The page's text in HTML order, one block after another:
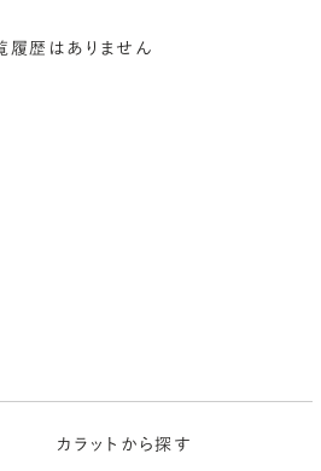
履歴はありません
カラットから探す